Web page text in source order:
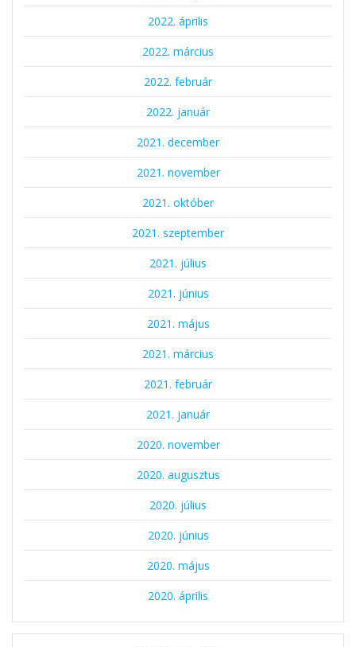
2022. április
2022. március
2022. február
2022. január
2021. december
2021. november
2021. október
2021. szeptember
2021. július
2021. június
2021. május
2021. március
2021. február
2021. január
2020. november
2020. augusztus
2020. július
2020. június
2020. május
2020. április